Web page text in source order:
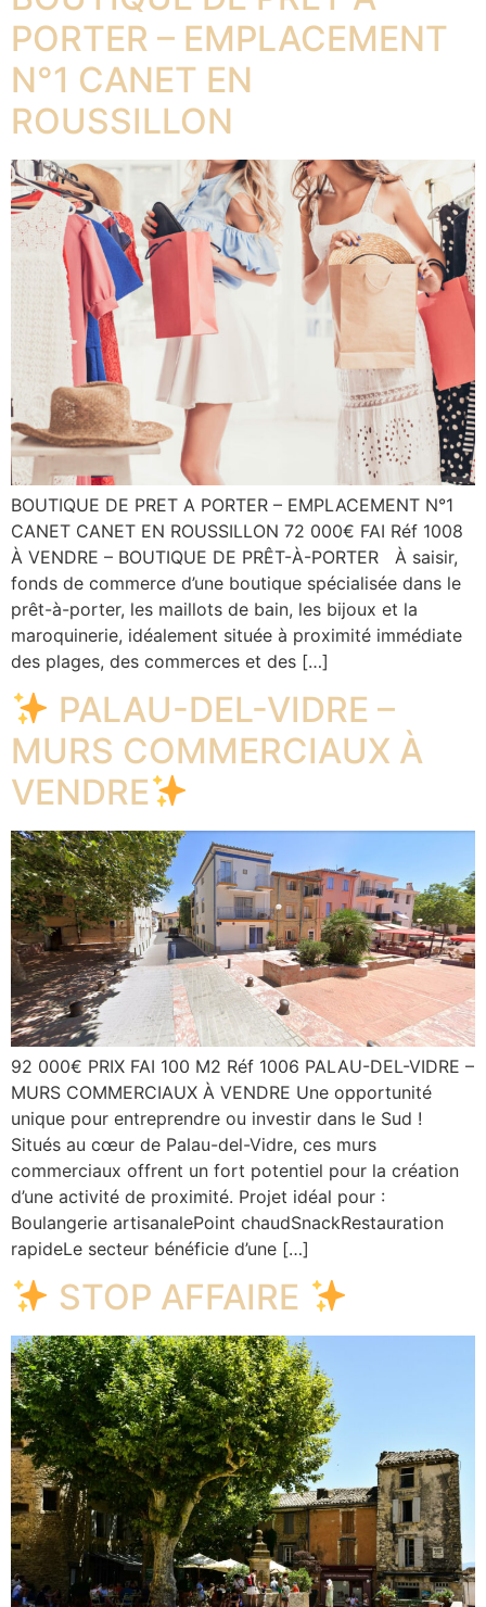
PORTER – EMPLACEMENT
N°1 CANET EN
ROUSSILLON
BOUTIQUE DE PRET A PORTER – EMPLACEMENT N°1
CANET CANET EN ROUSSILLON 72 000€ FAI Réf 1008
À VENDRE – BOUTIQUE DE PRÊT-À-PORTER À saisir,
fonds de commerce d’une boutique spécialisée dans le
prêt-à-porter, les maillots de bain, les bijoux et la
maroquinerie, idéalement située à proximité immédiate
des plages, des commerces et des […]
PALAU-DEL-VIDRE –
MURS COMMERCIAUX À
VENDRE
92 000€ PRIX FAI 100 M2 Réf 1006 PALAU-DEL-VIDRE –
MURS COMMERCIAUX À VENDRE Une opportunité
unique pour entreprendre ou investir dans le Sud !
Situés au cœur de Palau-del-Vidre, ces murs
commerciaux offrent un fort potentiel pour la création
d’une activité de proximité. Projet idéal pour :
Boulangerie artisanalePoint chaudSnackRestauration
rapideLe secteur bénéficie d’une […]
STOP AFFAIRE